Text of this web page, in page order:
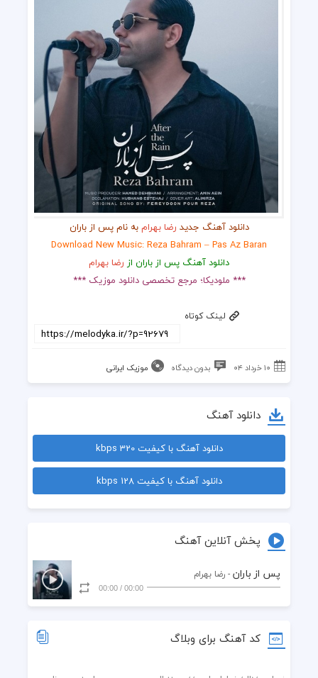
دانلود آهنگ جدید رضا بهرامبه نام پس از باران
Download New Music: Reza Bahram – Pas Az Baran
دانلود آهنگ پس از باران از رضا بهرام
*** ملودیکا؛ مرجع تخصصی دانلود موزیک ***
لینک کوتاه
۱۰ خرداد ۰۴ بدون دیدگاه موزیک ایرانی
دانلود آهنگ
دانلود آهنگ با کیفیت 320 kbps
دانلود آهنگ با کیفیت 128 kbps
پخش آنلاین آهنگ
پس از باران - رضا بهرام
00:00
/
00:00
کد آهنگ برای وبلاگ